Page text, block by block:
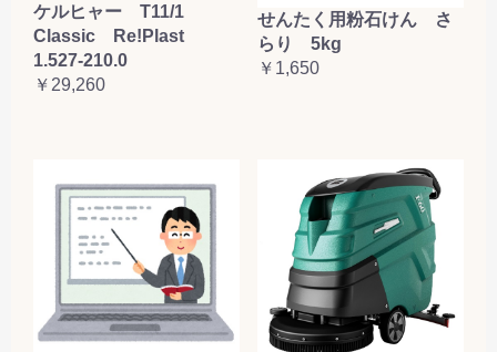
ケルヒャー T11/1
Classic Re!Plast
1.527-210.0
￥29,260
せんたく用粉石けん さ
らり 5kg
￥1,650